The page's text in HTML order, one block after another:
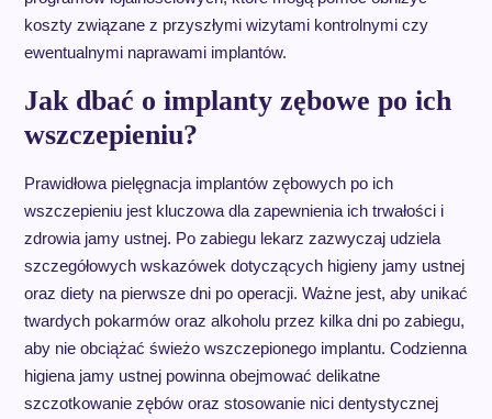
koszty związane z przyszłymi wizytami kontrolnymi czy
ewentualnymi naprawami implantów.
Jak dbać o implanty zębowe po ich
wszczepieniu?
Prawidłowa pielęgnacja implantów zębowych po ich
wszczepieniu jest kluczowa dla zapewnienia ich trwałości i
zdrowia jamy ustnej. Po zabiegu lekarz zazwyczaj udziela
szczegółowych wskazówek dotyczących higieny jamy ustnej
oraz diety na pierwsze dni po operacji. Ważne jest, aby unikać
twardych pokarmów oraz alkoholu przez kilka dni po zabiegu,
aby nie obciążać świeżo wszczepionego implantu. Codzienna
higiena jamy ustnej powinna obejmować delikatne
szczotkowanie zębów oraz stosowanie nici dentystycznej